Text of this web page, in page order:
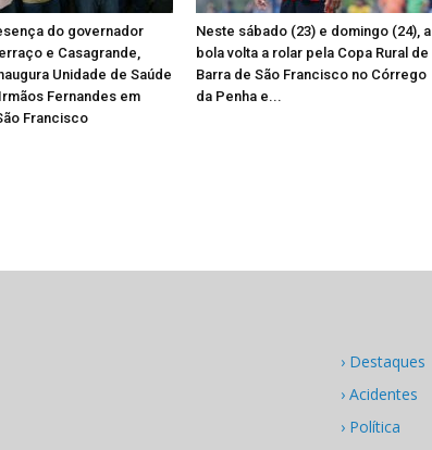
do governador
e Casagrande,
Unidade de Saúde
Fernandes em
Francisco
Neste sábado (23) e domingo (24), a
bola volta a rolar pela Copa Rural de
Barra de São Francisco no Córrego
da Penha e...
› Destaques
› Acidentes
› Política